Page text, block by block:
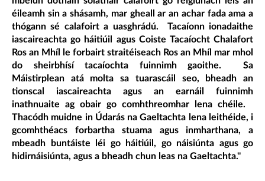
éileamh sin a shásamh, mar gheall ar an achar fada ama a
thógann sé calafoirt a uasghrádú. Tacaíonn ionadaithe
iascaireachta go háitiúil agus Coiste Tacaíocht Chalafort
Ros an Mhíl le forbairt straitéiseach Ros an Mhíl mar mhol
do sheirbhísí tacaíochta fuinnimh gaoithe. Sa
Máistirplean atá molta sa tuarascáil seo, bheadh an
tionscal iascaireachta agus an earnáil fuinnimh
inathnuaite ag obair go comhthreomhar lena chéile.
Thacódh muidne in Údarás na Gaeltachta lena leithéide, i
gcomhthéacs forbartha stuama agus inmharthana, a
mbeadh buntáiste léi go háitiúil, go náisiúnta agus go
hidirnáisiúnta, agus a bheadh chun leas na Gaeltachta.''